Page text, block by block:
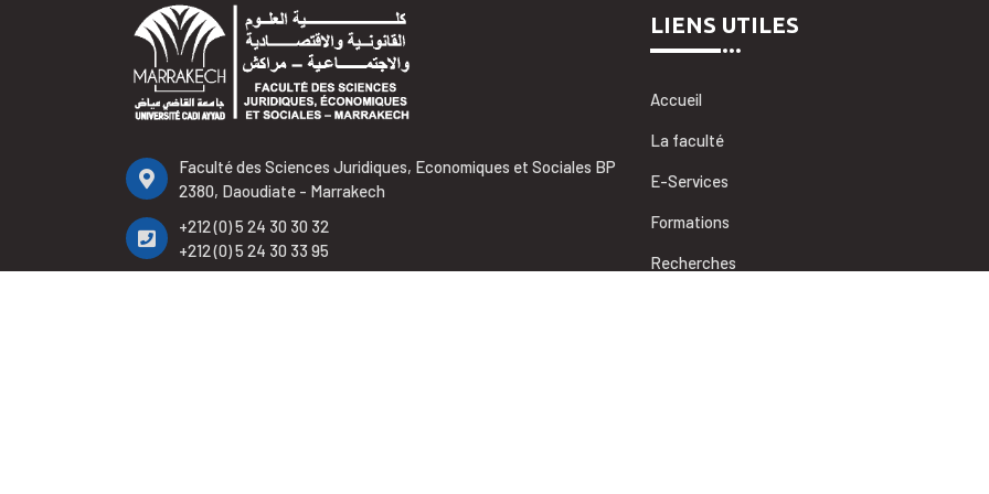
Faculté des Sciences Juridiques, Economiques et Sociales BP
2380, Daoudiate - Marrakech
+212 (0) 5 24 30 30 32
+212 (0) 5 24 30 33 95
LIENS UTILES
Accueil
La faculté
E-Services
Formations
Recherches